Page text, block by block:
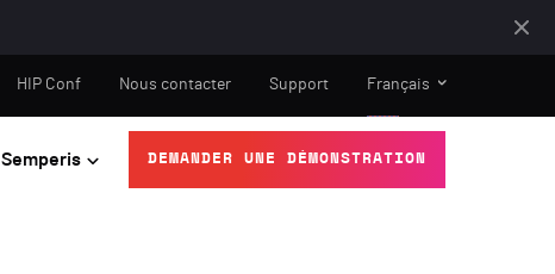
Semperis DEMANDER UNE DÉMONSTRATION
HIP Conf Nous contacter Support Français